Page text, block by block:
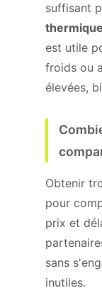
suffisant
thermique
est utile
froids ou
élevées,
Obtenir
pour
prix et
sans
inutiles.